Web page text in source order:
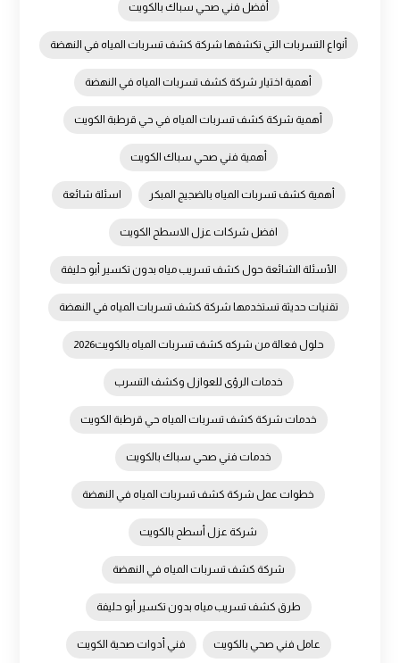
أفضل فني صحي سباك بالكويت
أنواع التسربات التي تكشفها شركة كشف تسربات المياه في النهضة
أهمية اختيار شركة كشف تسربات المياه في النهضة
أهمية شركة كشف تسربات المياه في حي قرطبة الكويت
أهمية فني صحي سباك الكويت
أهمية كشف تسربات المياه بالضجيج المبكر اسئلة شائعة
افضل شركات عزل الاسطح الكويت
الأسئلة الشائعة حول كشف تسريب مياه بدون تكسير أبو حليفة
تقنيات حديثة تستخدمها شركة كشف تسربات المياه في النهضة
حلول فعالة من شركه كشف تسربات المياه بالكويت2026
خدمات الرؤى للعوازل وكشف التسرب
خدمات شركة كشف تسربات المياه حي قرطبة الكويت
خدمات فني صحي سباك بالكويت
خطوات عمل شركة كشف تسربات المياه في النهضة
شركة عزل أسطح بالكويت
شركة كشف تسربات المياه في النهضة
طرق كشف تسريب مياه بدون تكسير أبو حليفة
عامل فني صحي بالكويت فني أدوات صحية الكويت